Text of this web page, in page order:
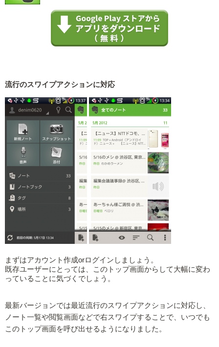
流行のスワイプアクションに対応
まずはアカウント作成orログインしましょう。
既存ユーザーにとっては、このトップ画面からして大幅に変わ
っていることに気づくでしょう。
最新バージョンでは最近流行のスワイプアクションに対応し、
ノート一覧や閲覧画面などで右スワイプすることで、いつでも
このトップ画面を呼び出せるようになりました。